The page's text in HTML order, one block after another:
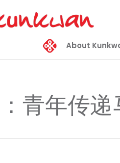
About
青年传